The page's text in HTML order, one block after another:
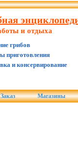
и отдыха
грибов
приготовления
и консервирование
Заказ Магазины